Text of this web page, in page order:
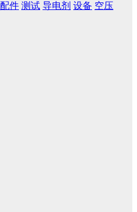
件 测试 导电剂 设备 空压